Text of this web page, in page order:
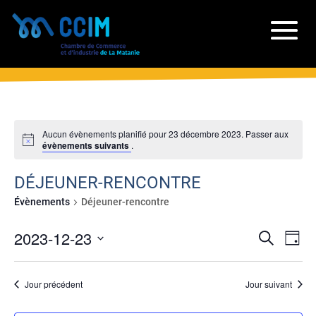
Aucun évènements planifié pour 23 décembre 2023. Passer aux
évènements suivants .
DÉJEUNER-RENCONTRE
Évènements Déjeuner-rencontre
ET
Recherche
Jour
2023-12-23
date.Jour précédent Jour suivant